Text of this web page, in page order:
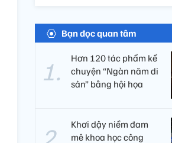
Bạn đọc quan tâm
Hơn 120 tác phẩm kể
chuyện “Ngàn năm di
sản” bằng hội họa
Khơi dậy niềm đam
mê khoa học công